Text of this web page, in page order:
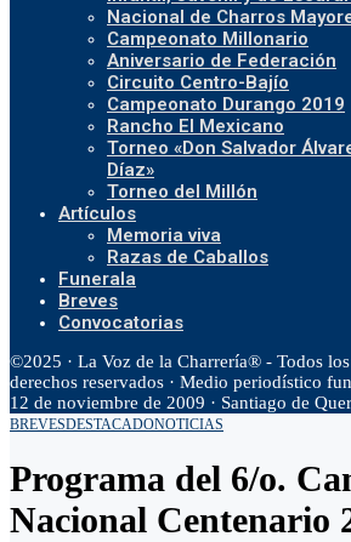
Nacional de Charros
Campeonato Millonario
Aniversario de Federación
Circuito Centro-Bajío
Campeonato Durango 2019
Rancho El Mexicano
Torneo «Don Salvador
Díaz»
Torneo del Millón
Artículos
Memoria viva
Razas de Caballos
Funerala
Breves
Convocatorias
©2025 · La Voz de la Charrería® - Todos los
derechos reservados · Medio periodístico
12 de noviembre de 2009 · Santiago de
BREVESDESTACADONOTICIAS
Programa del 6/o.
Nacional Centenario